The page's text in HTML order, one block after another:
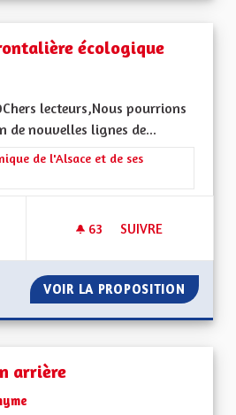
écologique
lecteurs,Nous pourrions
de nouvelles lignes de...
la catégorie : L'attractivité
de l'Alsace et de ses
63 63 ABONNÉS
SUIVRE
VOIR LA PROPOSITION
arrière